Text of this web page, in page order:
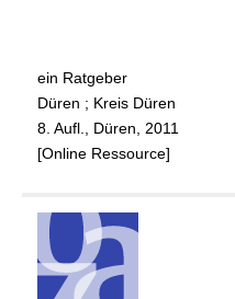
t
u
n
d
i
s
n
e
r
z
e
e
ein Ratgeber
Düren ; Kreis Düren
8. Aufl., Düren, 2011
[Online Ressource]